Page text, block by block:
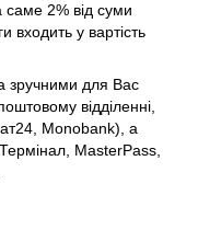
саме 2% від суми
входить у вартість
зручними для Вас
відділенні,
Monobank), а
MasterPass,